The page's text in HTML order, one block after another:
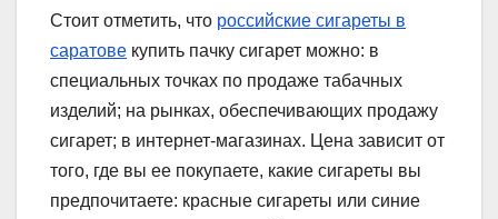
Стоит отметить, что российские сигареты в
саратове купить пачку сигарет можно: в
специальных точках по продаже табачных
изделий; на рынках, обеспечивающих продажу
сигарет; в интернет-магазинах. Цена зависит от
того, где вы ее покупаете, какие сигареты вы
предпочитаете: красные сигареты или синие